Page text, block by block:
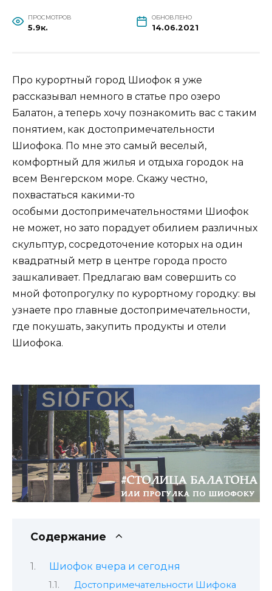
ПРОСМОТРОВ
5.9к.
ОБНОВЛЕНО
14.06.2021
Про курортный город Шиофок я уже
рассказывал немного в статье про озеро
Балатон, а теперь хочу познакомить вас с таким
понятием, как достопримечательности
Шиофока. По мне это самый веселый,
комфортный для жилья и отдыха городок на
всем Венгерском море. Скажу честно,
похвастаться какими-то
особыми достопримечательностями Шиофок
не может, но зато порадует обилием различных
скульптур, сосредоточение которых на один
квадратный метр в центре города просто
зашкаливает. Предлагаю вам совершить со
мной фотопрогулку по курортному городку: вы
узнаете про главные достопримечательности,
где покушать, закупить продукты и отели
Шиофока.
Содержание
Шиофок вчера и сегодня
Достопримечательности Шифока